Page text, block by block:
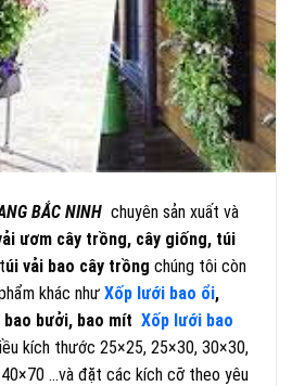
BẮC NINH chuyên sản xuất và
ươm cây trồng, cây giống, túi
úi vải bao cây trồng chúng tôi còn
khác như Xốp lưới bao ổi,
bưởi, bao mít Xốp lưới bao
kích thước 25×25, 25×30, 30×30,
…và đặt các kích cỡ theo yêu